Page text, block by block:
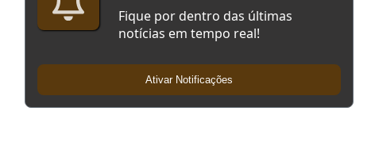
Fique por dentro das últimas
notícias em tempo real!
Ativar Notificações